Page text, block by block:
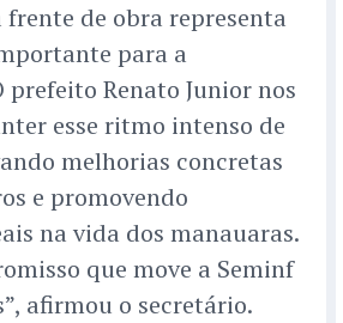
frente de obra representa
para a
prefeito Renato Junior nos
esse ritmo intenso de
melhorias concretas
e promovendo
na vida dos manauaras.
que move a Seminf
afirmou o secretário.